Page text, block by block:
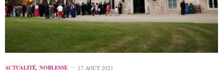
ACTUALITÉ, NOBLESSE 17 AOÛT 2021